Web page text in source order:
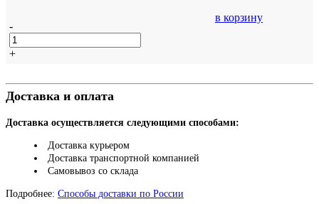
-
+
в корзину
Доставка и оплата
Доставка осуществляется следующими способами:
Доставка курьером
Доставка транспортной компанией
Самовывоз со склада
Подробнее: Способы доставки по России